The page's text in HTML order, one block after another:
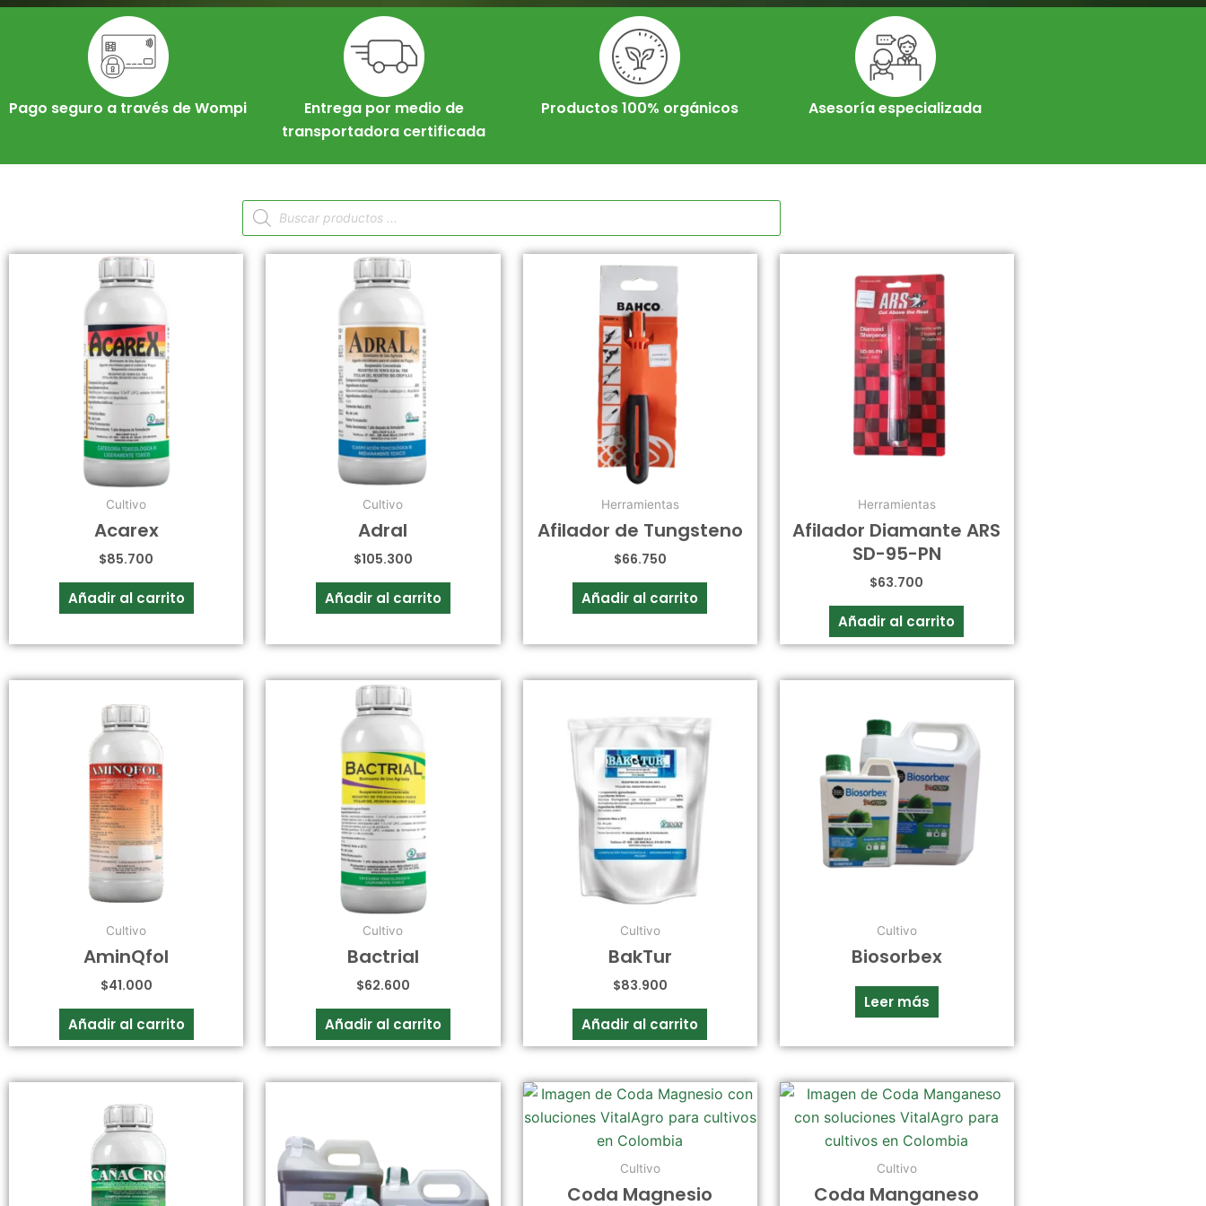
Pago seguro a través de Wompi
Entrega por medio de
transportadora certificada
Productos 100% orgánicos Asesoría especializada
Búsqueda
de
productos
Cultivo
Acarex
$85.700
Añadir al carrito
Cultivo
Adral
$105.300
Añadir al carrito
Herramientas
Afilador de Tungsteno
$66.750
Añadir al carrito
Herramientas
Afilador Diamante ARS
SD-95-PN
$63.700
Añadir al carrito
Cultivo
AminQfol
$41.000
Añadir al carrito
Cultivo
Bactrial
$62.600
Añadir al carrito
Cultivo
BakTur
$83.900
Añadir al carrito
Cultivo
Biosorbex
Leer más
hasta
$1.344.200
producto
variantes.
Cultivo
Coda Magnesio
Cultivo
Coda Manganeso